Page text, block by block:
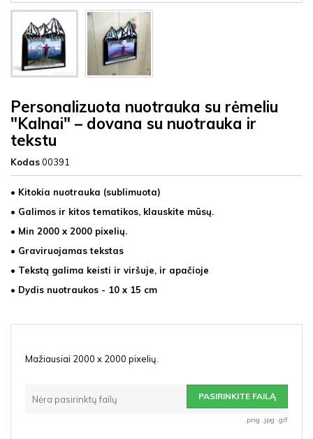
Personalizuota nuotrauka su rėmeliu
"Kalnai" – dovana su nuotrauka ir
tekstu
Kodas00391
• Kitokia nuotrauka (sublimuota)
• Galimos ir kitos tematikos, klauskite mūsų.
• Min 2000 x 2000 pixelių.
• Graviruojamas tekstas
• Tekstą galima keisti ir viršuje, ir apačioje
• Dydis nuotraukos - 10 x 15 cm
Mažiausiai 2000 x 2000 pixelių.
Nėra pasirinktų failų PASIRINKITE FAILĄ
.png .jpg .gif